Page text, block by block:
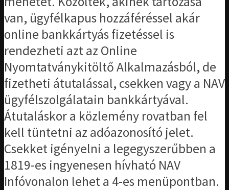
van, ügyfélkapus hozzáféréssel akár
online bankkártyás fizetéssel is
rendezheti azt az Online
Nyomtatványkitöltő Alkalmazásból, de
fizetheti átutalással, csekken vagy a NAV
ügyfélszolgálatain bankkártyával.
Átutaláskor a közlemény rovatban fel
kell tüntetni az adóazonosító jelet.
Csekket igényelni a legegyszerűbben a
1819-es ingyenesen hívható NAV
Infóvonalon lehet a 4-es menüpontban.